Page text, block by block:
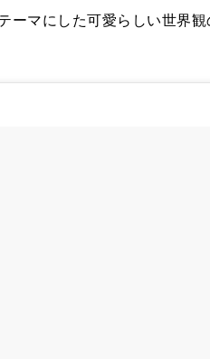
ーマにした可愛らしい世界観